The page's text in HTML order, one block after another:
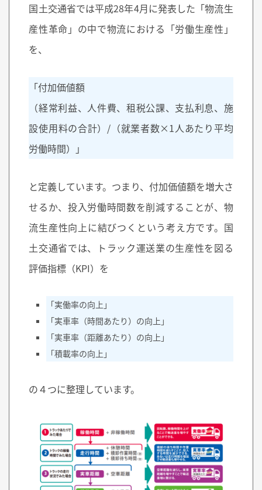
国土交通省では平成28年4月に発表した「物流生
産性革命」の中で物流における「労働生産性」
を、
「付加価値額
（経常利益、人件費、租税公課、支払利息、施
設使用料の合計）/（就業者数×1人あたり平均
労働時間）」
と定義しています。つまり、付加価値額を増大さ
せるか、投入労働時間数を削減することが、物
流生産性向上に結びつくという考え方です。国
土交通省では、トラック運送業の生産性を図る
評価指標（KPI）を
「実働率の向上」
「実車率（時間あたり）の向上」
「実車率（距離あたり）の向上」
「積載率の向上」
の４つに整理しています。